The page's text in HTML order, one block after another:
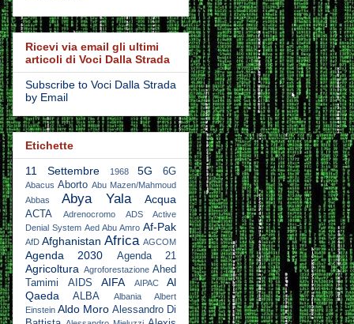
Ricevi via email gli ultimi
articoli di Voci Dalla Strada
Subscribe to Voci Dalla Strada
by Email
Etichette
11 Settembre
1968 5G 6G
Abacus Aborto Abu Mazen/Mahmoud
Abbas
Abya Yala Acqua
ACTA Adrenocromo
ADS Active
Denial System Aed Abu Amro Af-Pak
AfD Afghanistan Africa AGCOM
Agenda 2030 Agenda 21
Agricoltura Agroforestazione Ahed
Tamimi
AIDS AIFA AIPAC
Al
Qaeda
ALBA Albania
Albert
Einstein Aldo Moro Alessandro Di